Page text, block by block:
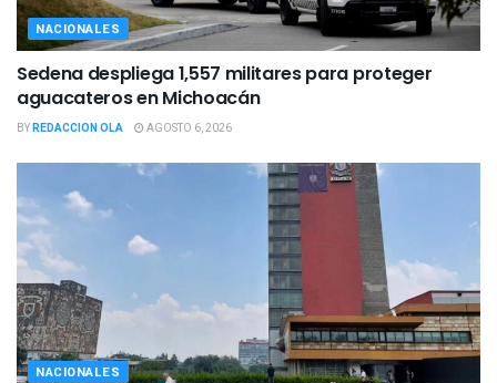
NACIONALES
Sedena despliega 1,557 militares para proteger
aguacateros en Michoacán
BYREDACCION OLA AGOSTO 6, 2026
NACIONALES